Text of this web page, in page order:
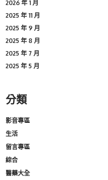
2026 年 1 月
2025 年 11 月
2025 年 9 月
2025 年 8 月
2025 年 7 月
2025 年 5 月
分類
影音專區
生活
留言專區
綜合
醫藥大全